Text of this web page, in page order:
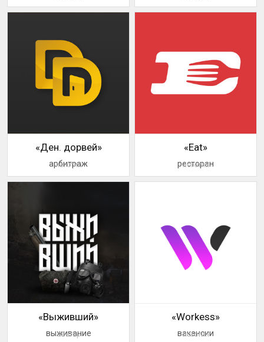
«Ден. дорвей»
арбитраж
логотип
«Eat»
ресторан
логотип
«Выживший»
выживание
аватар
«Workess»
вакансии
логотип